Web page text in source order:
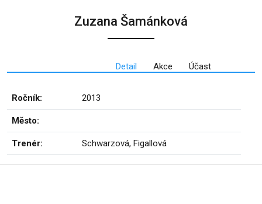
Zuzana Šamánková
Detail Akce Účast
Ročník: 2013
Město:
Trenér: Schwarzová, Figallová